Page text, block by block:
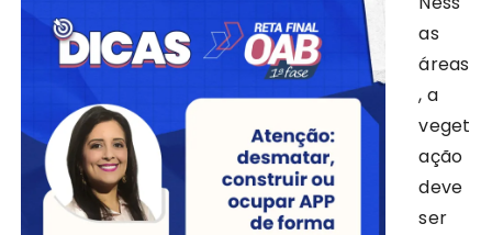
as
áreas
, a
veget
ação
deve
ser